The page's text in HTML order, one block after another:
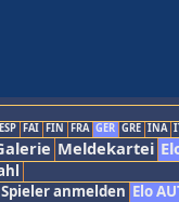
ESP FAI FIN FRA GER GRE INA
Meldekartei
Spieler anmelden Elo